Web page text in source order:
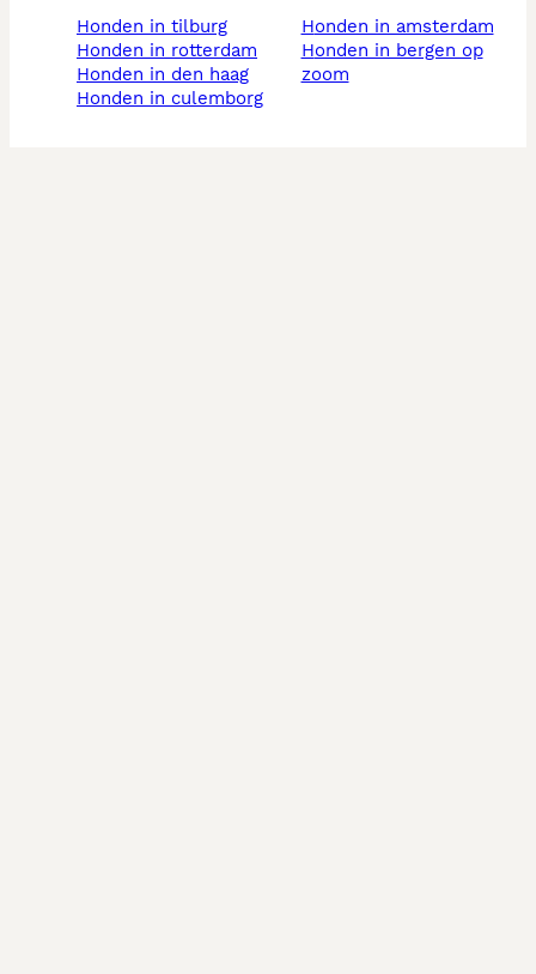
honden in tilburg
honden in rotterdam
honden in den haag
honden in culemborg
honden in amsterdam
honden in bergen op
zoom